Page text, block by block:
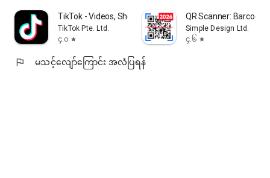
TikTok - Videos, Shop & LIVE
TikTok Pte. Ltd.
၄.၀ star
QR Scanner: Barcode
Simple Design Ltd.
၄.၆ star
flag မသင့်လျော်ကြောင်း အလံပြရန်